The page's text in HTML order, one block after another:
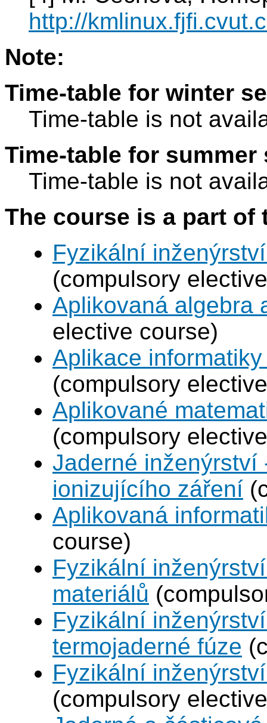
http://
Note:
Time-table for winter
Time-table is not
Time-table for summer
Time-table is not
The course is a part
Fyzikální
(compulsory
Aplikovaná algebra
elective course)
Aplikace
(compulsory
Aplikované
(compulsory
Jaderné inženýrství
ionizujícího záření
Aplikovaná
course)
Fyzikální
materiálů
Fyzikální
termojaderné fúze
Fyzikální
(compulsory